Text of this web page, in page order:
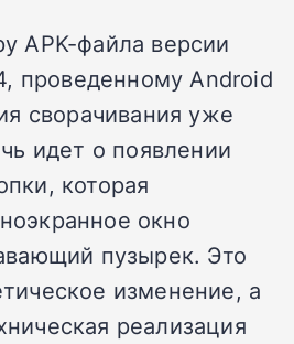
APK-файла версии
проведенному Android
сворачивания уже
идет о появлении
которая
окно
пузырек. Это
изменение, а
реализация